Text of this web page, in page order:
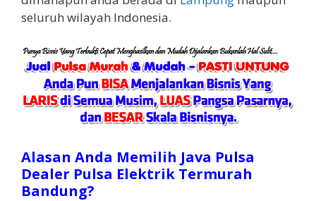
seluruh wilayah Indonesia.
Alasan Anda Memilih Java Pulsa
Dealer Pulsa Elektrik Termurah
Bandung?